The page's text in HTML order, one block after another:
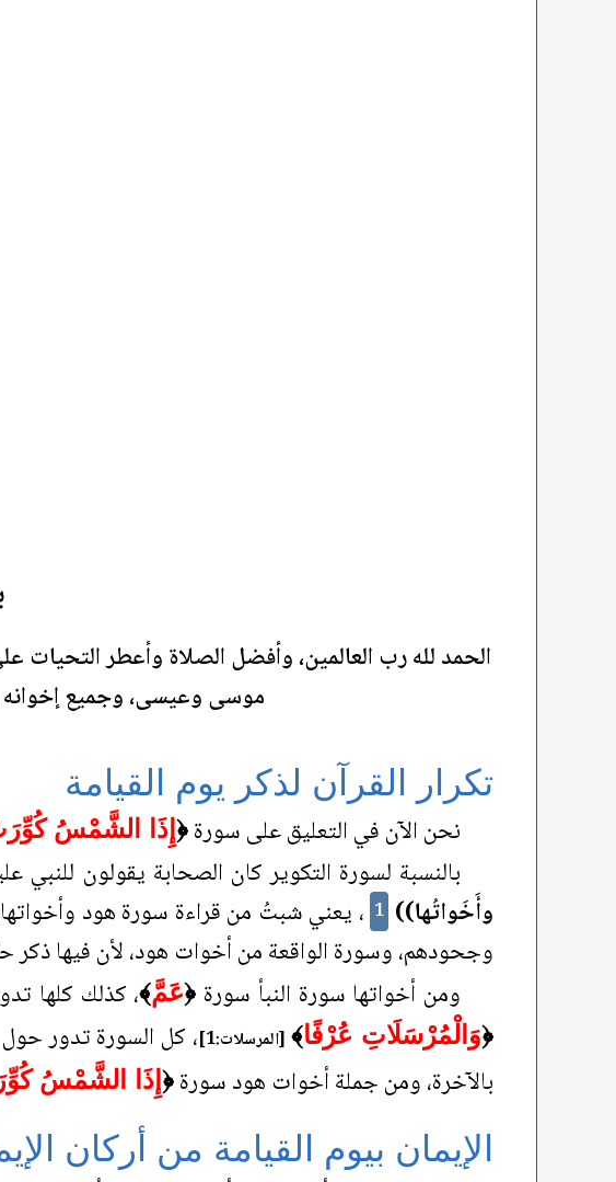
الحمد لله رب العالمين، وأفضل الصلاة وأعطر التحيات
موسى وعيسى، وجميع
تكرار القرآن لذكر يوم القيامة
نحن الآن في التعليق على سورة ﴿ إِذَا الشَّمْسُ
بالنسبة لسورة التكوير كان الصحابة يقولون للنبي
وأَخَواتُها)) 1 ، يعني شبتُ من قراءة سورة هود
وجحودهم، وسورة الواقعة من أخوات هود، لأن فيها ذكر
ومن أخواتها سورة النبأ سورة ﴿عَمَّ﴾، كذلك كلها
﴿وَالْمُرْسَلَاتِ عُرْفًا﴾ [المرسلات:1] ، كل السورة تدور حول
بالآخرة، ومن جملة أخوات هود سورة ﴿ إِذَا الشَّمْسُ
الإيمان بيوم القيامة من أركان